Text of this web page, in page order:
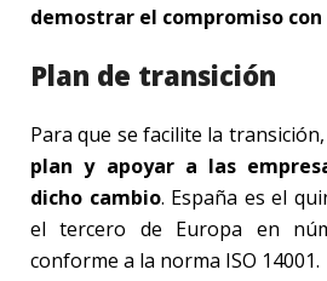
demostrar el compromiso
Plan de transición
Para que se facilite la
plan y apoyar a las
dicho cambio. España es el
el tercero de Europa en
conforme a la norma ISO 14001.